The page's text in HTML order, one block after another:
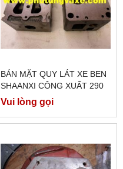
BÁN MẶT QUY LÁT XE BEN
SHAANXI CÔNG XUẤT 290
PS ĐỘNG CƠ WEICHAI
CHÍNH HÃNG
Vui lòng gọi